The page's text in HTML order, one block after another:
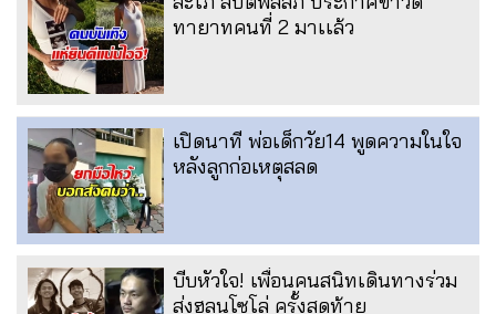
ทายาทคนที่ 2 มาเเล้ว
เปิดนาที พ่อเด็กวัย14 พูดความในใจ
หลังลูกก่อเหตุสลด
บีบหัวใจ! เพื่อนคนสนิทเดินทางร่วม
ส่งฮลุนโซโล่ ครั้งสุดท้าย